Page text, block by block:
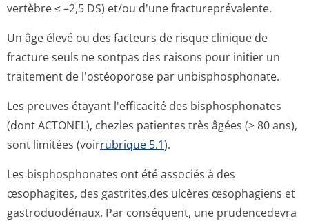
vertèbre ≤ –2,5 DS) et/ou d'une fractureprévalente.
Un âge élevé ou des facteurs de risque clinique de
fracture seuls ne sontpas des raisons pour initier un
traitement de l'ostéoporose par unbisphosphonate.
Les preuves étayant l'efficacité des bisphosphonates
(dont ACTONEL), chezles patientes très âgées (> 80 ans),
sont limitées (voirrubrique 5.1).
Les bisphosphonates ont été associés à des
œsophagites, des gastrites,des ulcères œsophagiens et
gastroduodénaux. Par conséquent, une prudencedevra